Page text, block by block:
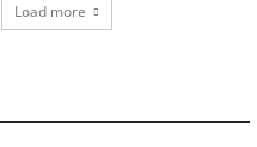
Load more